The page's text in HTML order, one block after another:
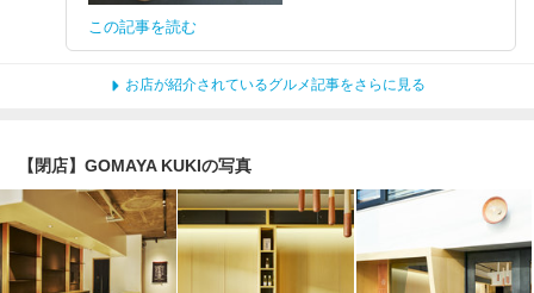
この記事を読む
お店が紹介されているグルメ記事をさらに見る
【閉店】GOMAYA KUKIの写真